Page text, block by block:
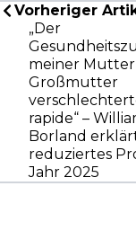
Vorheriger
„Der
meiner
Großmutter
rapide“ –
Borland
reduziertes
Jahr 2025